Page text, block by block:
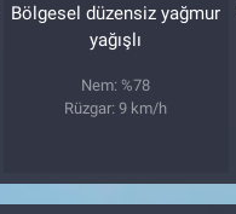
Bölgesel düzensiz yağmur
yağışlı
Nem: %78
Rüzgar: 9 km/h